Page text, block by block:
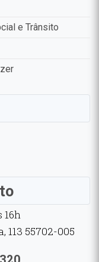
e Trânsito
16h
113 55702-005